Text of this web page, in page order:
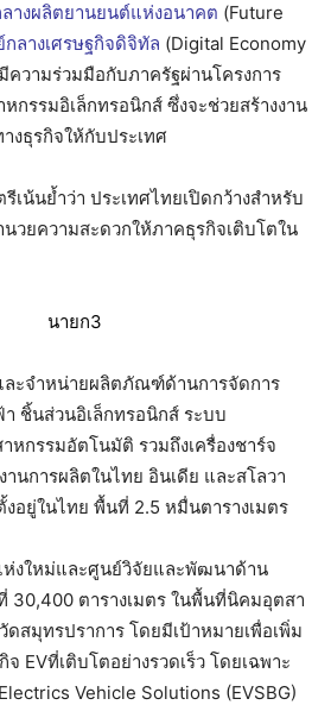
างผลิตยานยนต์แห่งอนาคต (Future
ลางเศรษฐกิจดิจิทัล (Digital Economy
ความร่วมมือกับภาครัฐผ่านโครงการ
รรมอิเล็กทรอนิกส์ ซึ่งจะช่วยสร้างงาน
งธุรกิจให้กับประเทศ
เน้นย้ำว่า ประเทศไทยเปิดกว้างสำหรับ
วยความสะดวกให้ภาคธุรกิจเติบโตใน
ละจำหน่ายผลิตภัณฑ์ด้านการจัดการ
ชิ้นส่วนอิเล็กทรอนิกส์ ระบบ
กรรมอัตโนมัติ รวมถึงเครื่องชาร์จ
นการผลิตในไทย อินเดีย และสโลวา
อยู่ในไทย พื้นที่ 2.5 หมื่นตารางเมตร
ห่งใหม่และศูนย์วิจัยและพัฒนาด้าน
30,400 ตารางเมตร ในพื้นที่นิคมอุตสา
ดสมุทรปราการ โดยมีเป้าหมายเพื่อเพิ่ม
EVที่เติบโตอย่างรวดเร็ว โดยเฉพาะ
Vehicle Solutions (EVSBG)